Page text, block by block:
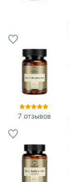
7 отзывов